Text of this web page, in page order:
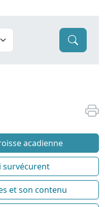
acadienne
survécurent
et son contenu